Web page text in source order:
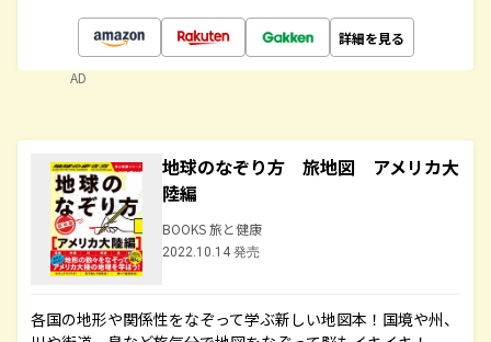
詳細を見る
AD
地球のなぞり方 旅地図 アメリカ大
陸編
BOOKS 旅と健康
2022.10.14 発売
各国の地形や関係性をなぞって学ぶ新しい地図本！国境や州、